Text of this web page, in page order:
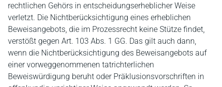
rechtlichen Gehörs in entscheidungserheblicher Weise
verletzt. Die Nichtberücksichtigung eines erheblichen
Beweisangebots, die im Prozessrecht keine Stütze findet,
verstößt gegen Art. 103 Abs. 1 GG. Das gilt auch dann,
wenn die Nichtberücksichtigung des Beweisangebots auf
einer vorweggenommenen tatrichterlichen
Beweiswürdigung beruht oder Präklusionsvorschriften in